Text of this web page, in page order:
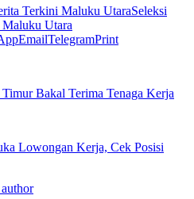
Terkini Maluku UtaraSeleksi
Maluku Utara
EmailTelegramPrint
Bakal Terima Tenaga Kerja
Lowongan Kerja, Cek Posisi